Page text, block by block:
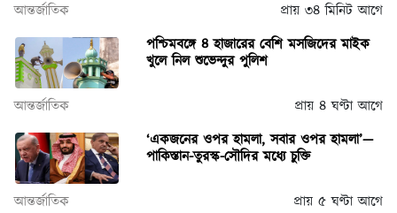
আন্তর্জাতিক
প্রায় ৩৪ মিনিট আগে
পশ্চিমবঙ্গে ৪ হাজারের বেশি মসজিদের মাইক
খুলে নিল শুভেন্দুর পুলিশ
আন্তর্জাতিক
প্রায় ৪ ঘণ্টা আগে
‘একজনের ওপর হামলা, সবার ওপর হামলা’—
পাকিস্তান-তুরস্ক-সৌদির মধ্যে চুক্তি
আন্তর্জাতিক
প্রায় ৫ ঘণ্টা আগে